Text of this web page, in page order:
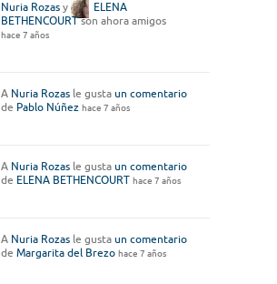
Nuria Rozas y
ELENA
BETHENCOURTson ahora amigos
hace 7 años
A Nuria Rozas le gusta un comentario
de Pablo Núñez hace 7 años
A Nuria Rozas le gusta un comentario
de ELENA BETHENCOURT hace 7 años
A Nuria Rozas le gusta un comentario
de Margarita del Brezo hace 7 años